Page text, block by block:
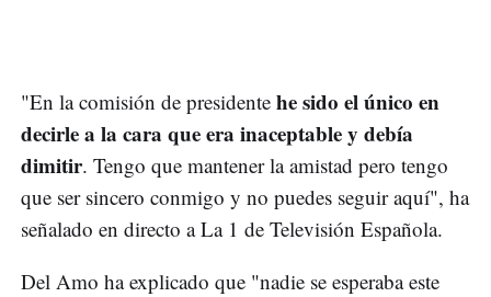
"En la comisión de presidente he sido el único en
decirle a la cara que era inaceptable y debía
dimitir. Tengo que mantener la amistad pero tengo
que ser sincero conmigo y no puedes seguir aquí", ha
señalado en directo a La 1 de Televisión Española.
Del Amo ha explicado que "nadie se esperaba este